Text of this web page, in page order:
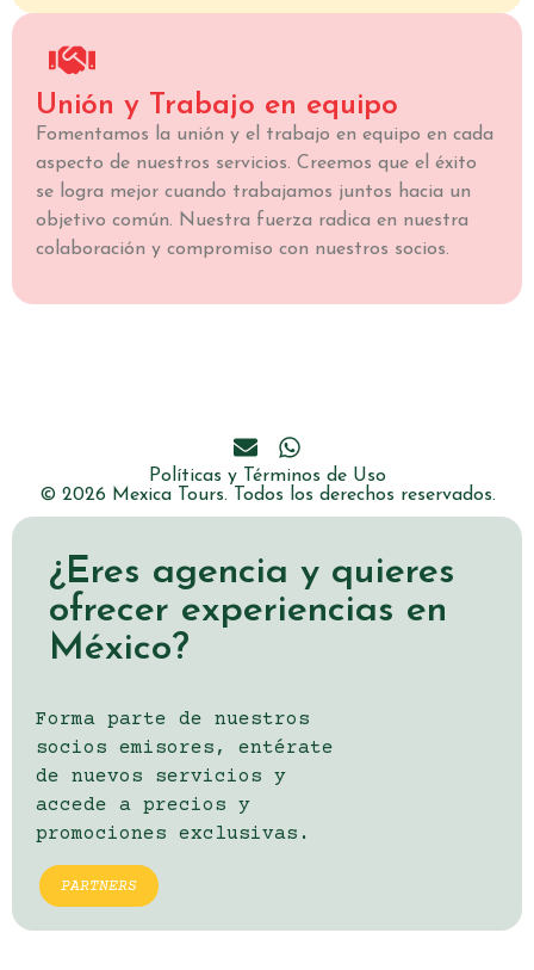
Unión y Trabajo en equipo
Fomentamos la unión y el trabajo en equipo en cada
aspecto de nuestros servicios. Creemos que el éxito
se logra mejor cuando trabajamos juntos hacia un
objetivo común. Nuestra fuerza radica en nuestra
colaboración y compromiso con nuestros socios.
© 2026 Mexica Tours. Todos los derechos reservados.
Políticas y Términos de Uso
¿Eres agencia y quieres
ofrecer experiencias en
México?
Forma parte de nuestros
socios emisores, entérate
de nuevos servicios y
accede a precios y
promociones exclusivas.
PARTNERS